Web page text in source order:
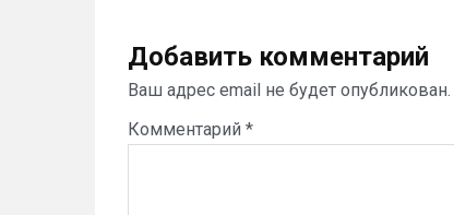
Добавить комментарий
Ваш адрес email не будет опубликован.
Комментарий *